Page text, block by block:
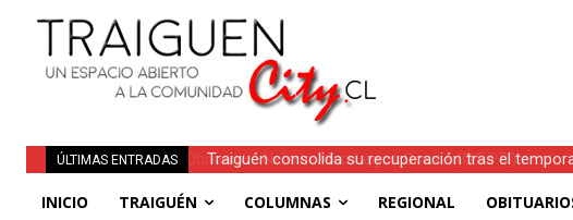
ÚLTIMAS ENTRADAS
Traiguén consolida su recuperación tras el
INICIO TRAIGUÉN COLUMNAS REGIONAL